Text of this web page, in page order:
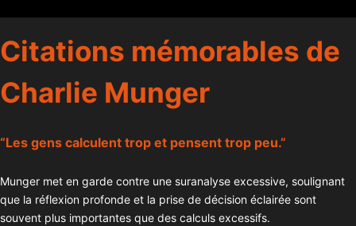
Citations mémorables de
Charlie Munger
“Les gens calculent trop et pensent trop peu.”
Munger met en garde contre une suranalyse excessive, soulignant
que la réflexion profonde et la prise de décision éclairée sont
souvent plus importantes que des calculs excessifs.